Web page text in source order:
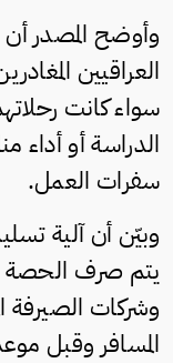
وأوضح المصدر أن
العراقيين
سواء كانت
الدراسة أو أداء
سفرات العمل.
وبيّن أن آلية
يتم صرف الحصة
وشركات الصيرفة
المسافر وقبل